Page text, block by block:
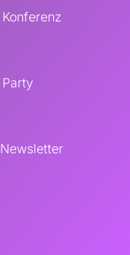
Konferenz
Party
Newsletter